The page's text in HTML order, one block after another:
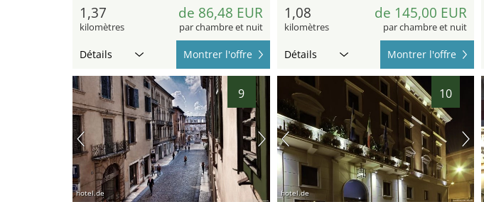
1,37
kilomètres
de 86,48 EUR
par chambre et nuit
Détails Montrer l'offre
1,08
kilomètres
de 145,00 EUR
par chambre et nuit
Détails Montrer l'offre
9
hotel.de
10
hotel.de